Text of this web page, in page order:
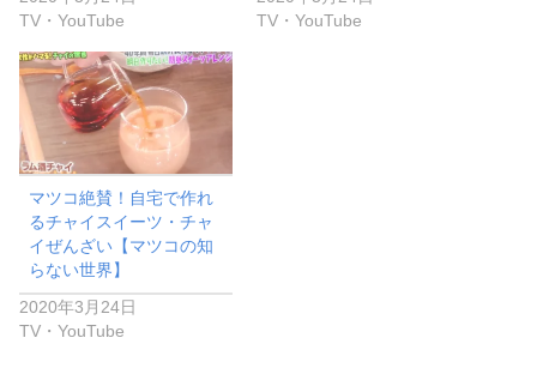
TV・YouTube
TV・YouTube
マツコ絶賛！自宅で作れ
るチャイスイーツ・チャ
イぜんざい【マツコの知
らない世界】
2020年3月24日
TV・YouTube